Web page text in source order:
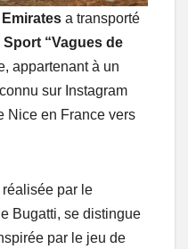
Emirates a transporté
“Vagues de
appartenant à un
sur Instagram
Nice en France vers
par le
Bugatti, se distingue
par le jeu de